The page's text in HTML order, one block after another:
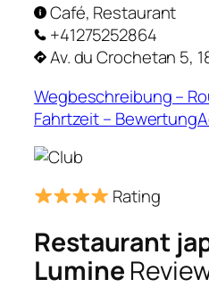
Café, Restaurant
+41275252864
Av. du Crochetan 5,
Wegbeschreibung –
Fahrtzeit –
Rating
Restaurant
Lumine